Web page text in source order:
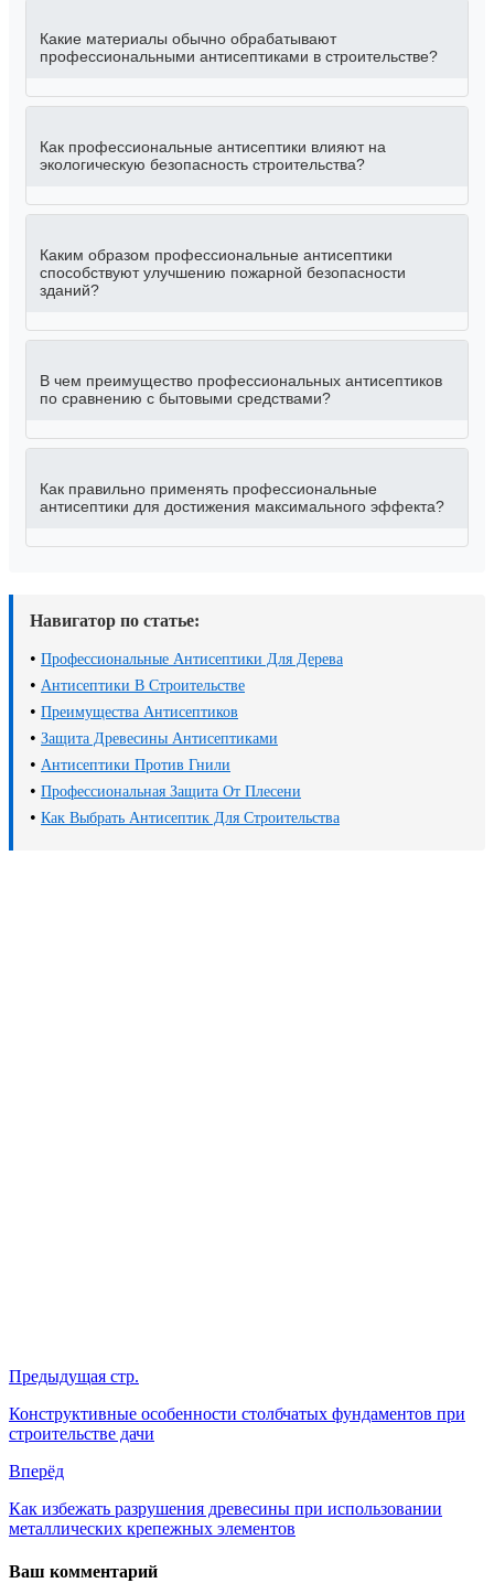
Какие материалы обычно обрабатывают
профессиональными антисептиками в строительстве?
Как профессиональные антисептики влияют на
экологическую безопасность строительства?
Каким образом профессиональные антисептики
способствуют улучшению пожарной безопасности
зданий?
В чем преимущество профессиональных антисептиков
по сравнению с бытовыми средствами?
Как правильно применять профессиональные
антисептики для достижения максимального эффекта?
Навигатор по статье:
• Профессиональные Антисептики Для Дерева
• Антисептики В Строительстве
• Преимущества Антисептиков
• Защита Древесины Антисептиками
• Антисептики Против Гнили
• Профессиональная Защита От Плесени
• Как Выбрать Антисептик Для Строительства
Предыдущая стр.
Конструктивные особенности столбчатых фундаментов при
строительстве дачи
Вперёд
Как избежать разрушения древесины при использовании
металлических крепежных элементов
Ваш комментарий